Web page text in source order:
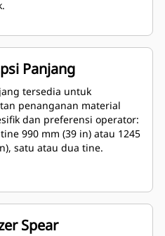
Panjang
tersedia untuk
penanganan material
dan preferensi operator:
990 mm (39 in) atau 1245
satu atau dua tine.
Spear